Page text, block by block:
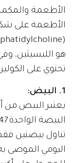
الأطعمة
الأطعمة على
هو الليسيثين،
تحتوي على
1. البيض:
يعتبر البيض من
اليومي الموصى